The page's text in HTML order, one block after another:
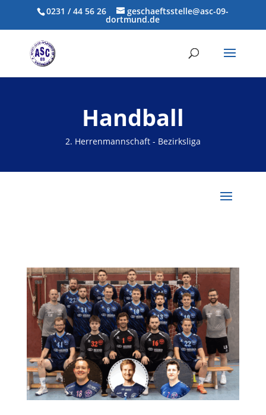
0231 / 44 56 26 geschaeftsstelle@asc-09-
dortmund.de
Handball
2. Herrenmannschaft - Bezirksliga